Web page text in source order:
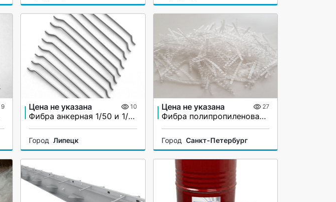
9 Цена не указана 10
Фибра анкерная 1/50 и 1/60, проволочная
Город Липецк
Цена не указана 27
Фибра полипропиленовая Makro Wave. Макрофибра
Город Санкт-Петербург